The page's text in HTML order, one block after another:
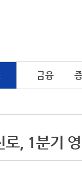
금융
로, 1분기